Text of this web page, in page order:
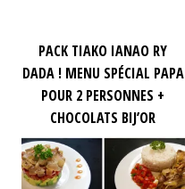
PACK TIAKO IANAO RY
DADA ! MENU SPÉCIAL PAPA
POUR 2 PERSONNES +
CHOCOLATS BIJ’OR